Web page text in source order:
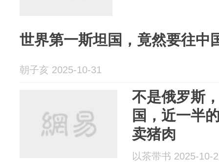
世界第一斯坦国，竟然要往中
朝子亥 2025-10-31
不是俄罗斯
国，近一半
卖猪肉
以茶带书 2025-10-